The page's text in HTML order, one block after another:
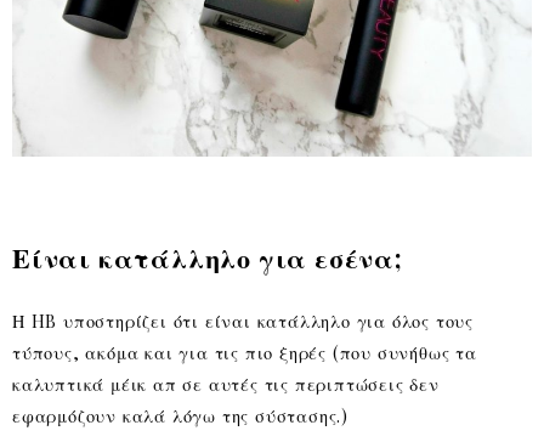
Είναι κατάλληλο για εσένα;
Η HB υποστηρίζει ότι είναι κατάλληλο για όλος τους
τύπους, ακόμα και για τις πιο ξηρές (που συνήθως τα
καλυπτικά μέικ απ σε αυτές τις περιπτώσεις δεν
εφαρμόζουν καλά λόγω της σύστασης.)